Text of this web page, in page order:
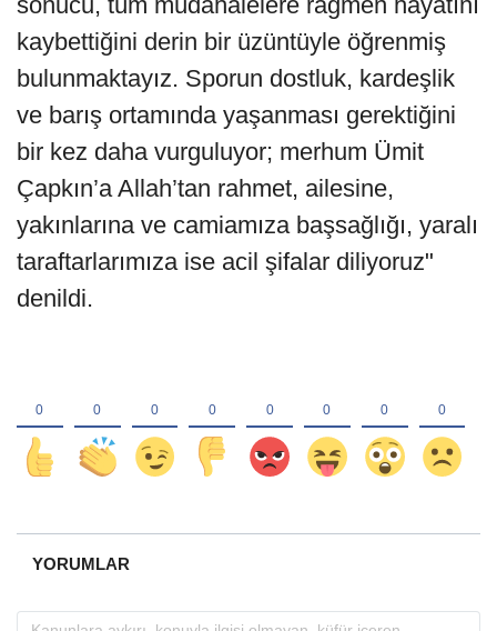
kaybettiğini derin bir üzüntüyle öğrenmiş
bulunmaktayız. Sporun dostluk, kardeşlik
ve barış ortamında yaşanması gerektiğini
bir kez daha vurguluyor; merhum Ümit
Çapkın’a Allah’tan rahmet, ailesine,
yakınlarına ve camiamıza başsağlığı, yaralı
taraftarlarımıza ise acil şifalar diliyoruz"
denildi.
YORUMLAR